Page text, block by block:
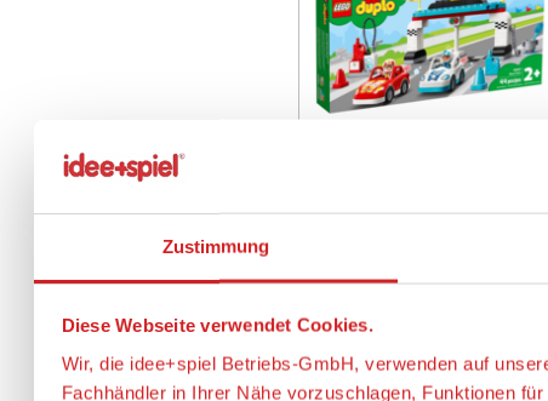
Zustimmung
Diese Webseite verwendet Cookies.
Wir, die idee+spiel Betriebs-GmbH, verwenden auf
Fachhändler in Ihrer Nähe vorzuschlagen, Funktionen
Rennwagen